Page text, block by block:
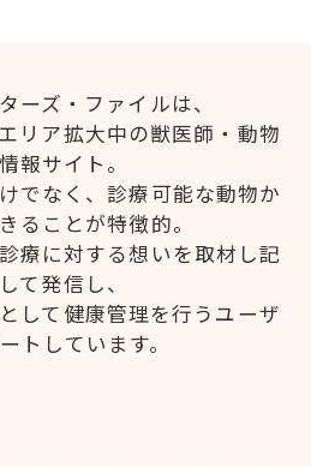
ーズ・ファイルは、
リア拡大中の獣医師・動物
報サイト。
でなく、診療可能な動物か
ることが特徴的。
療に対する想いを取材し記
て発信し、
して健康管理を行うユーザ
トしています。